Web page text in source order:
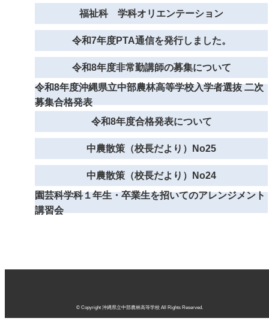
福祉科 学科オリエンテーション
令和7年度PTA通信を発行しました。
令和8年度非常勤講師の募集について
令和8年度沖縄県立中部農林高等学校入学者選抜 二次
募集合格発表
令和8年度合格発表について
中農散策（校長だより）No25
中農散策（校長だより）No24
園芸科学科１年生・卒業生を招いてのアレンジメント
講習会
© Copyright 沖縄県立中部農林高等学校 All Rights Reserved.